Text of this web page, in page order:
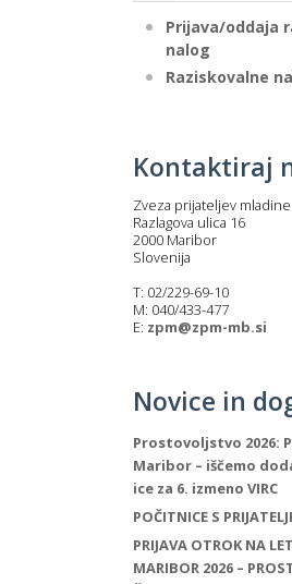
Prijava/oddaja
nalog
Raziskovalne
Kontaktiraj
Zveza prijateljev
Razlagova ulica 16
2000 Maribor
Slovenija
T: 02/229-69-10
M: 040/433-477
E: zpm@zpm-mb.si
Novice in
Prostovoljstvo 2026:
Maribor – iščemo
ice za 6. izmeno VIRC
POČITNICE S
PRIJAVA OTROK NA
MARIBOR 2026 –